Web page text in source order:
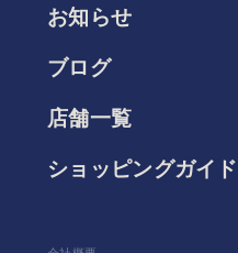
お知らせ
ブログ
店舗一覧
ショッピングガイド